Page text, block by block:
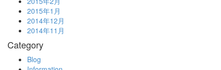
2015年1月
2014年12月
2014年11月
Category
Blog